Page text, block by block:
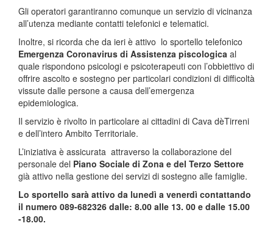
Gli operatori garantiranno comunque un servizio di vicinanza
all’utenza mediante contatti telefonici e telematici.
Inoltre, si ricorda che da ieri è attivo lo sportello telefonico
Emergenza Coronavirus di Assistenza piscologica al
quale rispondono psicologi e psicoterapeuti con l’obbiettivo di
offrire ascolto e sostegno per particolari condizioni di difficoltà
vissute dalle persone a causa dell’emergenza
epidemiologica.
Il servizio è rivolto in particolare ai cittadini di Cava dèTirreni
e dell’intero Ambito Territoriale.
L’iniziativa è assicurata attraverso la collaborazione del
personale del Piano Sociale di Zona e del Terzo Settore
già attivo nella gestione dei servizi di sostegno alle famiglie.
Lo sportello sarà attivo da lunedì a venerdì contattando
il numero 089-682326 dalle: 8.00 alle 13. 00 e dalle 15.00
-18.00.